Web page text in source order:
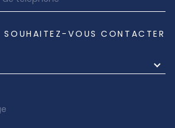
SOUHAITEZ-VOUS CONTACTER